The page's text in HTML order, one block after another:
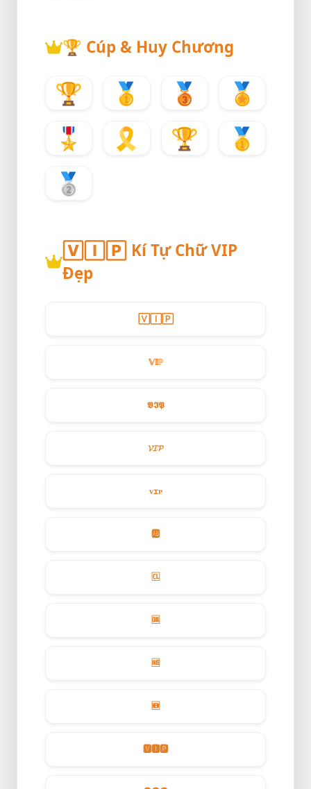
🏆 Cúp & Huy Chương
🏆 🥇 🥉
🏅
🎖️
🎗️ 🏆
🥇
🥈
🅅🄸🄿 Kí Tự Chữ VIP
Đẹp
🅅🄸🄿
𝕍𝕀ℙ
𝖁𝕴𝕻
𝓥𝓘𝓟
ᴠɪᴘ
🆎
🆑
🆒
🆓
🆕
🆅🅸 🅿